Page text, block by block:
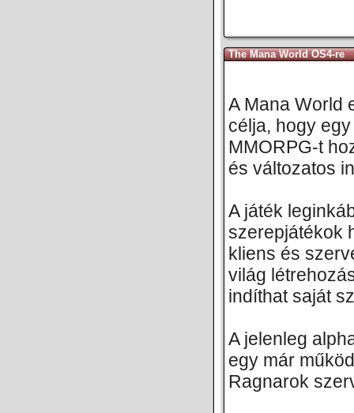
The Mana World OS4-re
A Mana World
célja, hogy
MMORPG-t
és változatos
A játék
szerepjátékok
kliens és
világ
indíthat saját
A jelenleg
egy már
Ragnarok